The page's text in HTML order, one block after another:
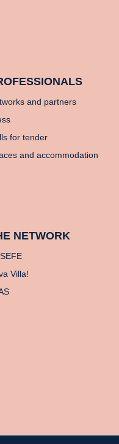
and partners
for tender
and accommodation
NETWORK
Villa!